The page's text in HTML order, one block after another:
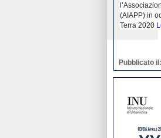
(AIAPP) in
Terra 2020
Pubblicato